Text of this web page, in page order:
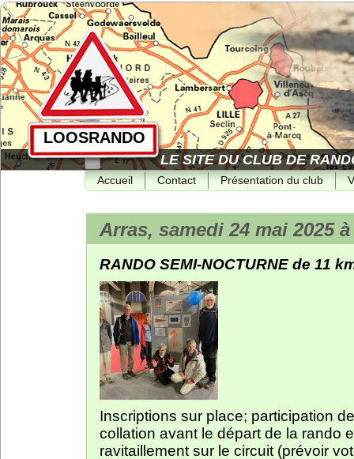
LOOSRANDO
LE SITE DU CLUB DE
Accueil Contact Présentation du club
Arras, samedi 24 mai 2025
RANDO SEMI-NOCTURNE de 11
Inscriptions sur place; participation
collation avant le départ de la rando
ravitaillement sur le circuit (prévoir